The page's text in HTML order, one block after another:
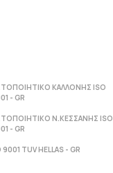
ΚΑΛΛΟΝΗΣ ISO
- GR
Ν.ΚΕΣΣΑΝΗΣ ISO
- GR
9001 TUV HELLAS - GR